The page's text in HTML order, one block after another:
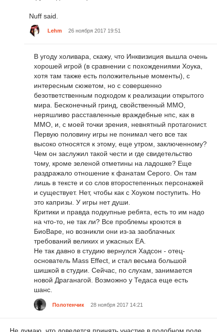
Nuff said.
Lehm 26 ноября 2017 19:51
В угоду холивара, скажу, что Инквизиция вышла очень
хорошей игрой (в сравнении с похождениями Хоука,
хотя там также есть положительные моменты), с
интересным сюжетом, но с совершенно
безответственным подходом к реализации открытого
мира. Бесконечный гринд, свойственный ММО,
неряшливо расставленные враждебные нпс, как в
ММО, и, с моей точки зрения, невнятный протагонист.
Первую половину игры не понимал чего все так
высоко относятся к этому, еще утром, заключенному?
Чем он заслужил такой чести и где свидетельство
тому, кроме зеленой отметины на ладошке? Еще
раздражало отношение к фанатам Серого. Он там
лишь в тексте и со слов второстепенных персонажей
и существует. Нет, чтобы как с Хоуком поступить. Но
это капризы. У игры нет души.
Критики и правда подкупные ребята, есть то им надо
на что-то, не так ли? Все проблемы кроются в
БиоВаре, но возникли они из-за заоблачных
требований великих и ужасных ЕА.
Не так давно в студию вернулся Хадсон - отец-
основатель Mass Effect, и стал весьма большой
шишкой в студии. Сейчас, по слухам, занимается
новой Драганагой. Возможно у Тедаса еще есть
шанс.
Полотенчик 28 ноября 2017 14:21